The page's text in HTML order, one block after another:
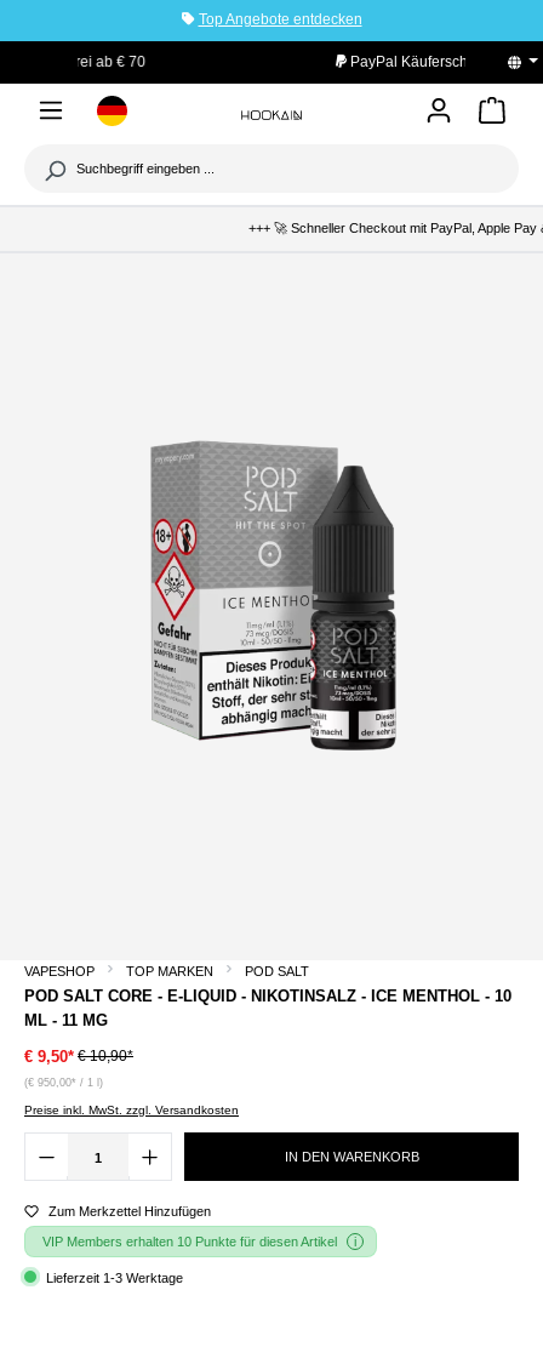
Top Angebote entdecken
PayPal Käuferschutz
+++ 🚀 Schneller Checkout mit PayPal, Apple Pay
VAPESHOP TOP MARKEN POD SALT
POD SALT CORE - E-LIQUID - NIKOTINSALZ - ICE MENTHOL - 10
ML - 11 MG
€ 9,50* € 10,90*
(€ 950,00* / 1 l)
Preise inkl. MwSt. zzgl. Versandkosten
IN DEN WARENKORB
Zum Merkzettel Hinzufügen
VIP Members erhalten 10 Punkte für diesen Artikel
Lieferzeit 1-3 Werktage